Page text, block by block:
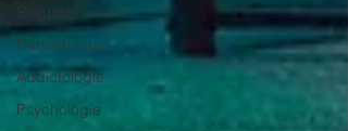
Sexualité
Cancérologie
Addictologie
Psychologie